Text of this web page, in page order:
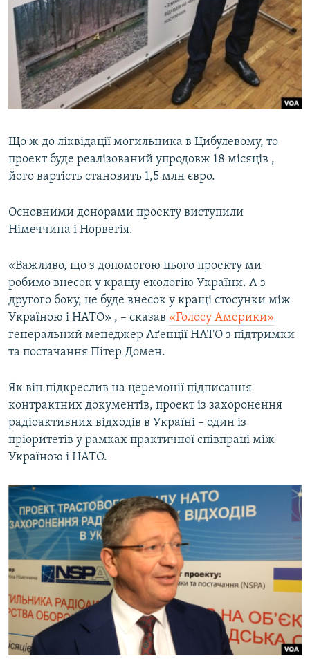
Що ж до ліквідації могильника в Цибулевому, то
проект буде реалізований упродовж 18 місяців ,
його вартість становить 1,5 млн євро.
Основними донорами проекту виступили
Німеччина і Норвегія.
«Важливо, що з допомогою цього проекту ми
робимо внесок у кращу екологію України. А з
другого боку, це буде внесок у кращі стосунки між
Україною і НАТО» , – сказав «Голосу Америки»
генеральний менеджер Аґенції НАТО з підтримки
та постачання Пітер Домен.
Як він підкреслив на церемонії підписання
контрактних документів, проект із захоронення
радіоактивних відходів в Україні – один із
пріоритетів у рамках практичної співпраці між
Україною і НАТО.